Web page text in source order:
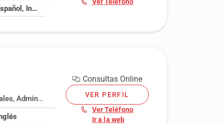
Catalán, Español, Inglés
, Administrativo , Amenazas Bancario Civil
Consultas Online
VER PERFIL
Ver Teléfono
Ir a la web